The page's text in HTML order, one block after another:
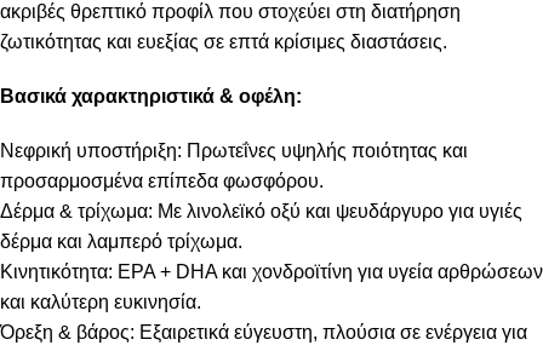
ακριβές θρεπτικό προφίλ που στοχεύει στη διατήρηση
ζωτικότητας και ευεξίας σε επτά κρίσιμες διαστάσεις.
Βασικά χαρακτηριστικά & οφέλη:
Νεφρική υποστήριξη: Πρωτεΐνες υψηλής ποιότητας και
προσαρμοσμένα επίπεδα φωσφόρου.
Δέρμα & τρίχωμα: Με λινολεϊκό οξύ και ψευδάργυρο για υγιές
δέρμα και λαμπερό τρίχωμα.
Κινητικότητα: EPA + DHA και χονδροϊτίνη για υγεία αρθρώσεων
και καλύτερη ευκινησία.
Όρεξη & βάρος: Εξαιρετικά εύγευστη, πλούσια σε ενέργεια για